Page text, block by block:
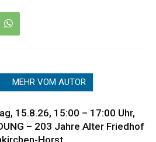
MEHR VOM AUTOR
15.8.26, 15:00 – 17:00 Uhr,
– 203 Jahre Alter Friedhof
Horst